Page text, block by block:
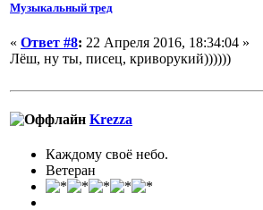
Музыкальный тред
« Ответ #8: 22 Апреля 2016, 18:34:04 »
Лёш, ну ты, писец, криворукий))))))
Krezza
Каждому своё небо.
Ветеран